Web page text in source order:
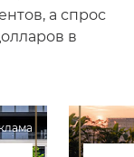
а спрос
в